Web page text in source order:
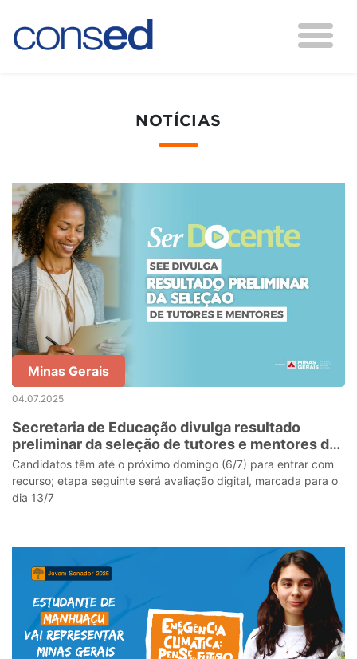
NOTÍCIAS
Minas Gerais
04.07.2025
Secretaria de Educação divulga resultado
preliminar da seleção de tutores e mentores do
Ser Docente
Candidatos têm até o próximo domingo (6/7) para entrar com
recurso; etapa seguinte será avaliação digital, marcada para o
dia 13/7